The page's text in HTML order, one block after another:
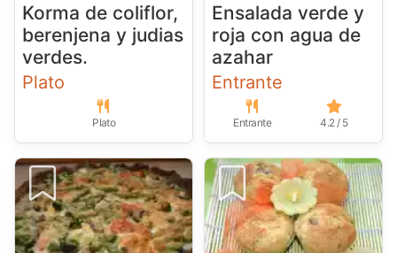
Korma de coliflor,
berenjena y judias
verdes.
Plato
Plato
Ensalada verde y
roja con agua de
azahar
Entrante
Entrante 4.2 / 5